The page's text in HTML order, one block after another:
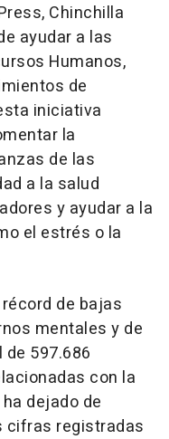
Chinchilla
ayudar a las
Humanos,
de
iniciativa
la
de las
a la salud
y ayudar a la
el estrés o la
de bajas
mentales y de
597.686
con la
dejado de
cifras registradas